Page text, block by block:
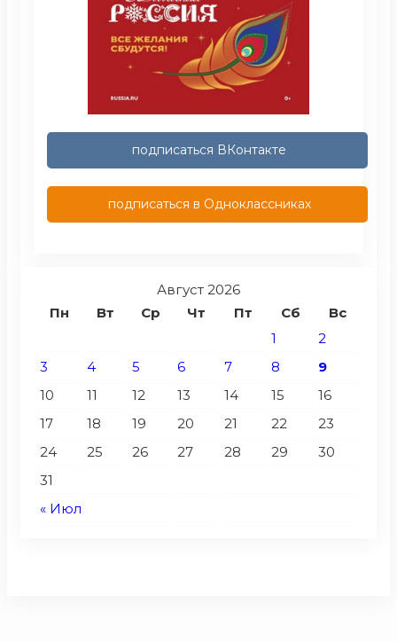
подписаться ВКонтакте
подписаться в Одноклассниках
Август 2026
Пн
Вт Ср Чт Пт Сб Вс
« Июл
1
2
3
4 5 6 7 8
9
10
11 12 13 14 15
16
17
18 19 20 21 22
23
24
25 26 27 28 29
30
31